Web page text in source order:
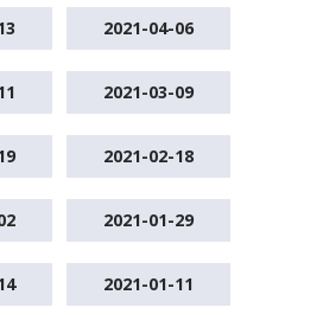
2021-04-06
2021-03-09
2021-02-18
2021-01-29
2021-01-11